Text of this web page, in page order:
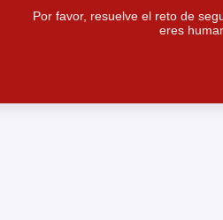
Por favor, resuelve el reto de
eres